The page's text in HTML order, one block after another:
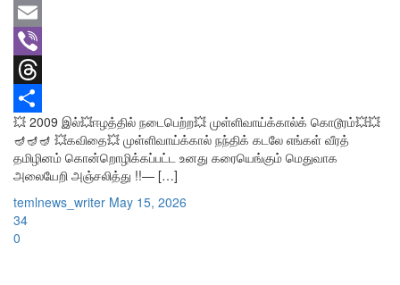
Twitter
Email
Viber
Threads
Share
💥 2009 இல்💥ஈழத்தில் நடைபெற்ற💥 முள்ளிவாய்க்கால்க் கொடூரம்💥💥
🪔🪔🪔 💥கவிதை💥 முள்ளிவாய்க்கால் நந்திக் கடலே எங்கள் வீரத்
தமிழினம் கொன்றொழிக்கப்பட்ட உனது கரையெங்கும் மெதுவாக
அலையேறி அஞ்சலித்து !!— […]
temlnews_writer May 15, 2026
34
0